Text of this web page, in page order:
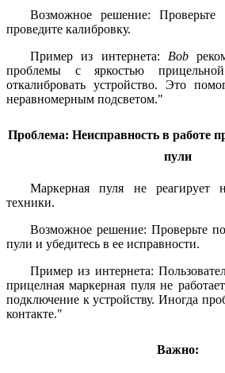
Возможное решение: Проверьте
проведите калибровку.
Пример из интернета: Bob
проблемы с яркостью
откалибровать устройство. Это
неравномерным подсветом."
Проблема: Неисправность в работе
пули
Маркерная пуля не реагирует
техники.
Возможное решение: Проверьте
пули и убедитесь в ее исправности.
Пример из интернета:
прицелная маркерная пуля не
подключение к устройству. Иногда
контакте."
Важно: